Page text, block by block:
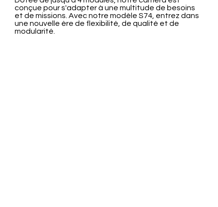
conçue pour s'adapter à une multitude de besoins
et de missions. Avec notre modèle S74, entrez dans
une nouvelle ère de flexibilité, de qualité et de
modularité.